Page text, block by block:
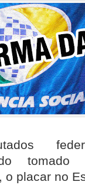
tomado
, o placar no